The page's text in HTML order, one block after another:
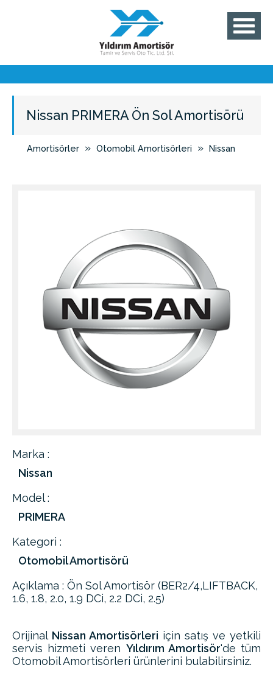
Nissan PRIMERA Ön Sol Amortisörü
Amortisörler » Otomobil Amortisörleri » Nissan
Marka :
Nissan
Model :
PRIMERA
Kategori :
Otomobil Amortisörü
Açıklama : Ön Sol Amortisör (BER2/4,LIFTBACK,
1.6, 1.8, 2.0, 1.9 DCi, 2.2 DCi, 2.5)
Orijinal Nissan Amortisörleri için satış ve yetkili
servis hizmeti veren Yıldırım Amortisör'de tüm
Otomobil Amortisörleri ürünlerini bulabilirsiniz.